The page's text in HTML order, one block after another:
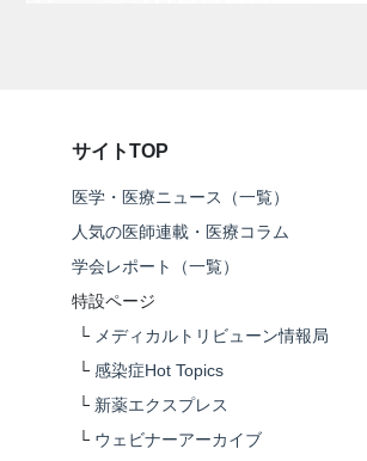
サイトTOP
医学・医療ニュース（一覧）
人気の医師連載・医療コラム
学会レポート（一覧）
特設ページ
└ メディカルトリビューン情報局
└ 感染症Hot Topics
└ 新薬エクスプレス
└ ウェビナーアーカイブ